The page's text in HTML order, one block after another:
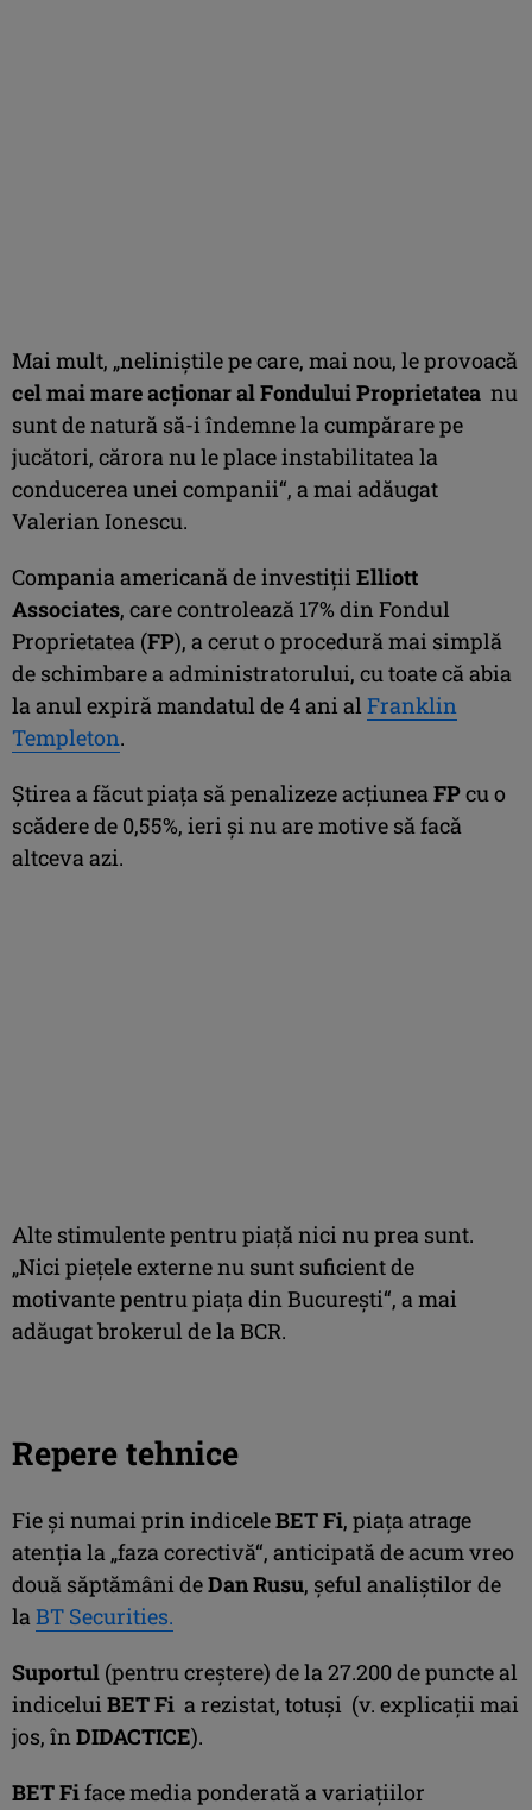
Mai mult, „neliniştile pe care, mai nou, le provoacă
cel mai mare acţionar alFondului Proprietatea nu
sunt de natură să-i îndemne la cumpărare pe
jucători, cărora nu le place instabilitatea la
conducerea unei companii“, a mai adăugat
Valerian Ionescu.
Compania americană de investiţiiElliott
Associates, care controlează 17% din Fondul
Proprietatea (FP), a cerut o procedură mai simplă
de schimbare a administratorului, cu toate că abia
la anul expiră mandatul de 4 ani al Franklin
Templeton.
Ştirea a făcut piaţa să penalizeze acţiuneaFPcu o
scădere de 0,55%, ieri şi nu are motive să facă
altceva azi.
Alte stimulente pentru piaţă nici nu prea sunt.
„Nici pieţele externe nu sunt suficient de
motivante pentru piaţa din Bucureşti“, a mai
adăugat brokerul de la BCR.
Repere tehnice
Fie şi numai prin indiceleBET Fi, piaţa atrage
atenţia la „faza corectivă“, anticipată de acum vreo
două săptămâni deDan Rusu, şeful analiştilor de
la BT Securities.
Suportul (pentru creştere) de la 27.200 de puncte al
indicelui BET Fi a rezistat, totuşi (v. explicaţii mai
jos, în DIDACTICE).
BET Fiface media ponderată a variaţiilor